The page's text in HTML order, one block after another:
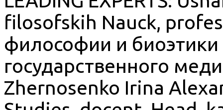
filosofskih Nauck,
философии и биоэтики
государственного
Zhernosenko Irina